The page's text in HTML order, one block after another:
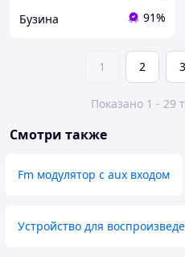
Бузина 91%
1 2 3
Показано 1 - 29
Смотри также
Fm модулятор с aux входом
Устройство для